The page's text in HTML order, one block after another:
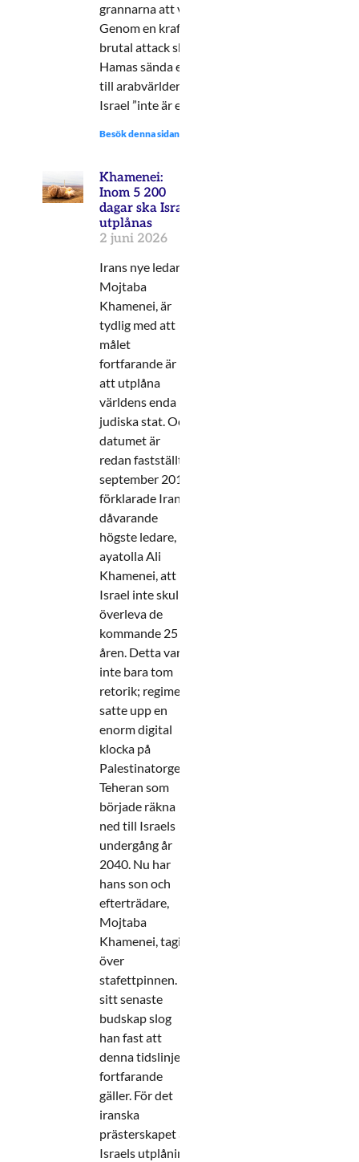
grannarna att vända.
Genom en kraftfull och
brutal attack skulle
Hamas sända en signal
till arabvärlden om att
Israel ”inte är en
Besök denna sidan:
Khamenei:
Inom 5 200
dagar ska Israel
utplånas
2 juni 2026
Irans nye ledare,
Mojtaba
Khamenei, är
tydlig med att
målet
fortfarande är
att utplåna
världens enda
judiska stat. Och
datumet är
redan fastställt. I
september 2015
förklarade Irans
dåvarande
högste ledare,
ayatolla Ali
Khamenei, att
Israel inte skulle
överleva de
kommande 25
åren. Detta var
inte bara tom
retorik; regimen
satte upp en
enorm digital
klocka på
Palestinatorget i
Teheran som
började räkna
ned till Israels
undergång år
2040. Nu har
hans son och
efterträdare,
Mojtaba
Khamenei, tagit
över
stafettpinnen. I
sitt senaste
budskap slog
han fast att
denna tidslinje
fortfarande
gäller. För det
iranska
prästerskapet är
Israels utplåning